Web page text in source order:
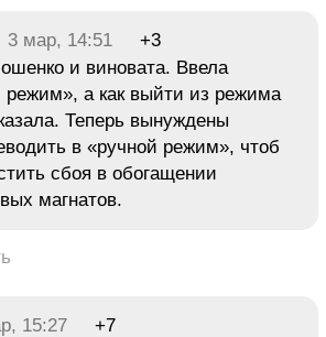
3 мар, 14:51
+3
и виновата. Ввела
режим», а как выйти из режима
Теперь вынуждены
в «ручной режим», чтоб
сбоя в обогащении
магнатов.
15:27
+7